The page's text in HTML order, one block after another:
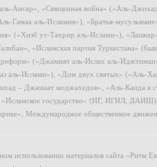
Ансар», «Священная война» («Аль-
Гамаа аль-Исламия»), «Братья-
(«Хизб ут-Тахрир аль-Ислами»),
«Исламская партия Туркестана»
(«Джамият аль-Ислах аль-
аль-Ислами»), «Дом двух святых» («Аль-
– Джамаат моджахедов», «Аль-Каида в
«Исламское государство» (ИГ, ИГИЛ,
Международное общественное
использовании материалов сайта «Ритм